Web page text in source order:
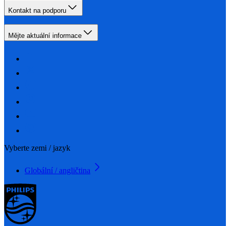
Kontakt na podporu
Mějte aktuální informace
Vyberte zemi / jazyk
Globální / angličtina